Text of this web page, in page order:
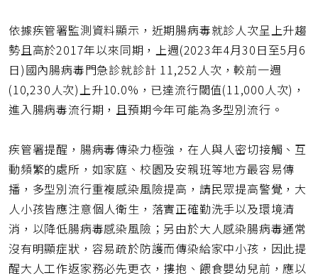
依據疾管署監測資料顯示，近期腸病毒就診人次呈上升趨
勢且高於2017年以來同期，上週(2023年4月30日至5月6
日)國內腸病毒門急診就診計 11,252人次，較前一週
(10,230人次)上升10.0%，已達流行閾值(11,000人次)，
進入腸病毒流行期，且預期今年可能為多型別流行。
疾管署提醒，腸病毒傳染力極強，在人與人密切接觸、互
動頻繁的處所，如家庭、校園及安親班等地方最容易傳
播，多型別流行重複感染風險提高，請民眾提高警覺，大
人小孩皆應注意個人衛生，落實正確勤洗手以及環境清
消，以降低腸病毒感染風險；另由於大人感染腸病毒通常
沒有明顯症狀，容易疏於防護而傳染給家中小孩，因此提
醒大人工作返家務必先更衣，摟抱、餵食嬰幼兒前，應以